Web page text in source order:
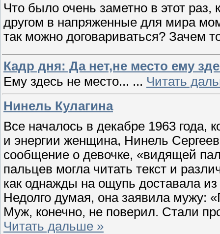
Что было очень заметно в этот
другом в напряженные для мира
так можно договариваться? Зачем
Кадр дня: Да нет,не место ему
Ему здесь не место... ... Читать
Нинель Кулагина
Все началось в декабре 1963 года,
и энергии женщина, Нинель
сообщение о девочке, «видящей
пальцев могла читать текст и
как однажды на ощупь доставала из
Недолго думая, она заявила мужу:
Муж, конечно, не поверил. Стали
Читать дальше »